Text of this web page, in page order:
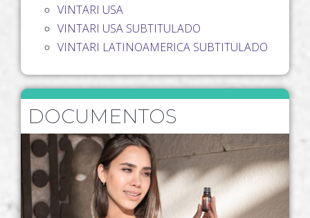
VINTARI USA
VINTARI USA SUBTITULADO
VINTARI LATINOAMERICA SUBTITULADO
DOCUMENTOS